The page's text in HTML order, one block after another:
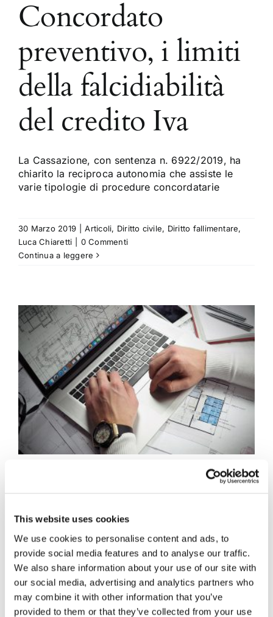
This website uses cookies
We use cookies to personalise content and ads, to
provide social media features and to analyse our traffic.
We also share information about your use of our site with
our social media, advertising and analytics partners who
may combine it with other information that you’ve
provided to them or that they’ve collected from your use
Concordato
preventivo, i limiti
della falcidiabilità
del credito Iva
La Cassazione, con sentenza n. 6922/2019, ha
chiarito la reciproca autonomia che assiste le
varie tipologie di procedure concordatarie
30 Marzo 2019 Articoli, Diritto civile, Diritto fallimentare,
Luca Chiaretti
0 Commenti
Continua a leggere
transazione fiscale e
falcidia dei crediti
privilegiati